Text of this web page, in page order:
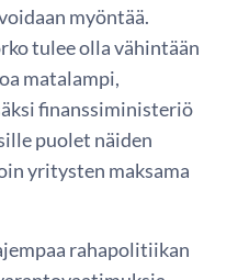
myöntää.
tulee olla vähintään
matalampi,
finanssiministeriö
puolet näiden
yritysten maksama
rahapolitiikan